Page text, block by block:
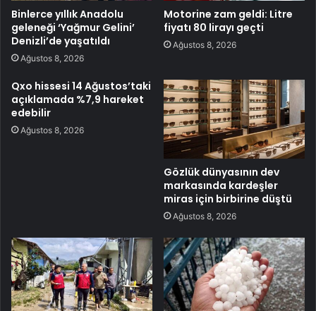
Binlerce yıllık Anadolu
geleneği ‘Yağmur Gelini’
Denizli’de yaşatıldı
Ağustos 8, 2026
Motorine zam geldi: Litre
fiyatı 80 lirayı geçti
Ağustos 8, 2026
Qxo hissesi 14 Ağustos’taki
açıklamada %7,9 hareket
edebilir
Ağustos 8, 2026
Gözlük dünyasının dev
markasında kardeşler
miras için birbirine düştü
Ağustos 8, 2026